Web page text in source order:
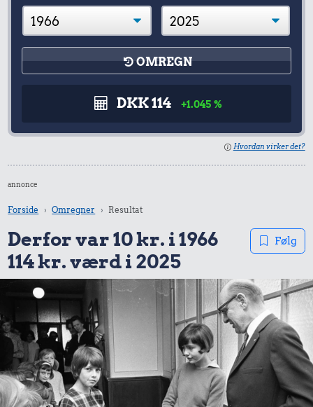
OMREGN
DKK 114 +1.045 %
Hvordan virker det?
annonce
Forside Omregner Resultat
Derfor var 10 kr. i 1966
114 kr. værd i 2025
Følg